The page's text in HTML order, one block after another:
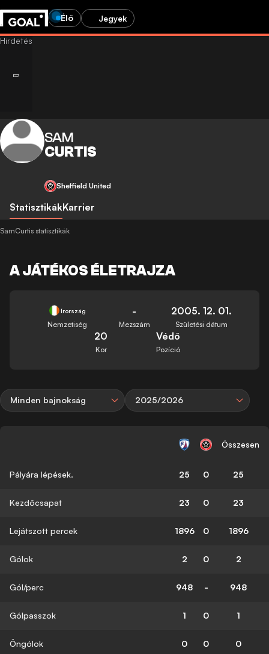
Élő Jegyek
SAM
CURTIS
Sheffield United
StatisztikákKarrier
SamCurtis statisztikák
A JÁTÉKOS ÉLETRAJZA
Írország
Nemzetiség
-
Mezszám
2005. 12. 01.
Születési dátum
20
Kor
Védő
Pozíció
Minden bajnokság 2025/2026
Összesen
Pályára lépések. 25 0 25
Kezdőcsapat 23 0 23
Lejátszott percek 1896 0 1896
Gólok 2 0 2
Gól/perc 948 - 948
Gólpasszok 1 0 1
Öngólok 0 0 0